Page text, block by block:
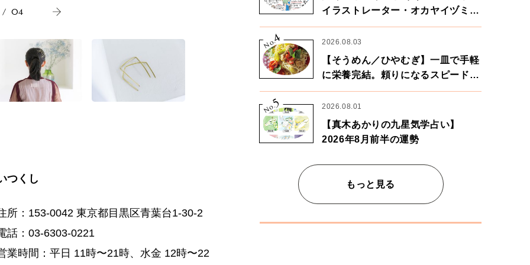
/ 04
つくし
所：153-0042 東京都目黒区青葉台1-30-2
話：03-6303-0221
業時間：平日 11時〜21時、水金 12時〜22
イラストレーター・オカヤイヅミさ
ん×漫画家・鶴谷香央理さん
No.
4 2026.08.03
【そうめん／ひやむぎ】一皿で手軽
に栄養完結。頼りになるスピードパ
ワー麺
No.
5 2026.08.01
【真木あかりの九星気学占い】
2026年8月前半の運勢
もっと見る